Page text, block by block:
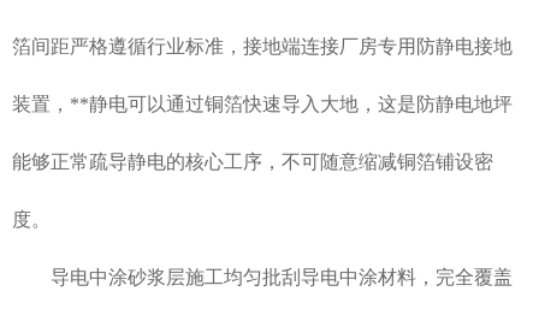
箔间距严格遵循行业标准，接地端连接厂房专用防静电接地
装置，**静电可以通过铜箔快速导入大地，这是防静电地坪
能够正常疏导静电的核心工序，不可随意缩减铜箔铺设密
度。
导电中涂砂浆层施工均匀批刮导电中涂材料，完全覆盖